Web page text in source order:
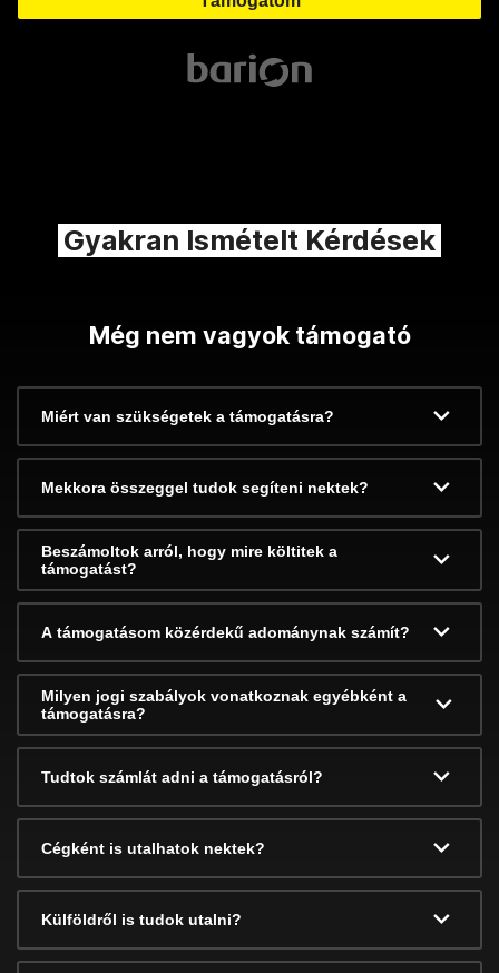
Gyakran Ismételt Kérdések
Még nem vagyok támogató
Miért van szükségetek a támogatásra?
Mekkora összeggel tudok segíteni nektek?
Beszámoltok arról, hogy mire költitek a
támogatást?
A támogatásom közérdekű adománynak számít?
Milyen jogi szabályok vonatkoznak egyébként a
támogatásra?
Tudtok számlát adni a támogatásról?
Cégként is utalhatok nektek?
Külföldről is tudok utalni?